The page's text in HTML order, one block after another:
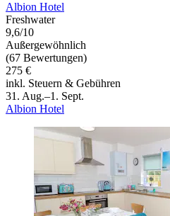
Albion Hotel
Freshwater
9,6/10
Außergewöhnlich
(67 Bewertungen)
275 €
inkl. Steuern & Gebühren
31. Aug.–1. Sept.
Albion Hotel